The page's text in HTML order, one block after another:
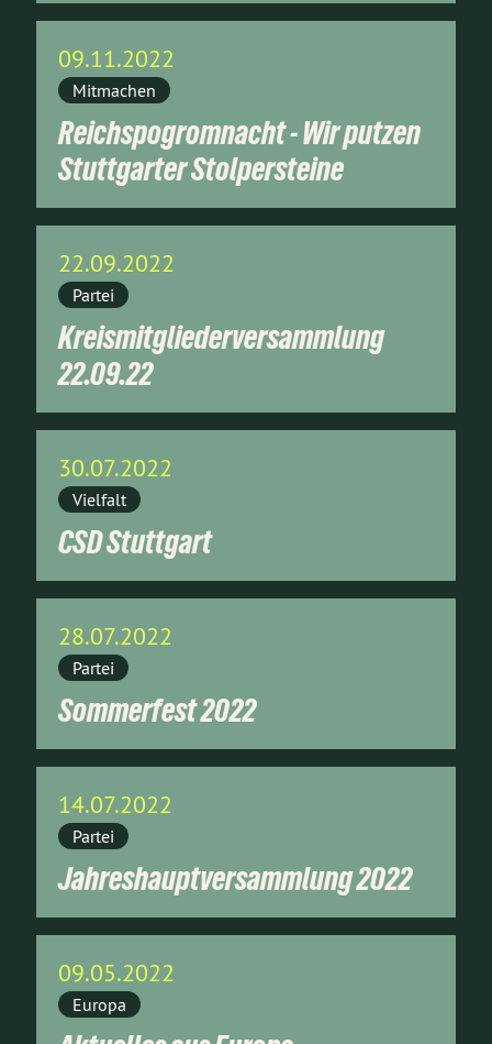
09.11.2022
Mitmachen
Reichspogromnacht - Wir putzen
Stuttgarter Stolpersteine
22.09.2022
Partei
Kreismitgliederversammlung
22.09.22
30.07.2022
Vielfalt
CSD Stuttgart
28.07.2022
Partei
Sommerfest 2022
14.07.2022
Partei
Jahreshauptversammlung 2022
09.05.2022
Europa